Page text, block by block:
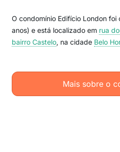
O condomínio Edifício London
anos) e está localizado em rua
bairro Castelo, na cidade Belo
Mais sobre o